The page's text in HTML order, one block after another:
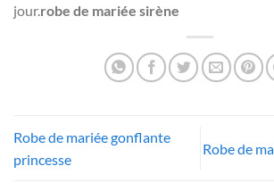
jour.robe de mariée sirène
Robe de mariée gonflante
princesse
Robe de